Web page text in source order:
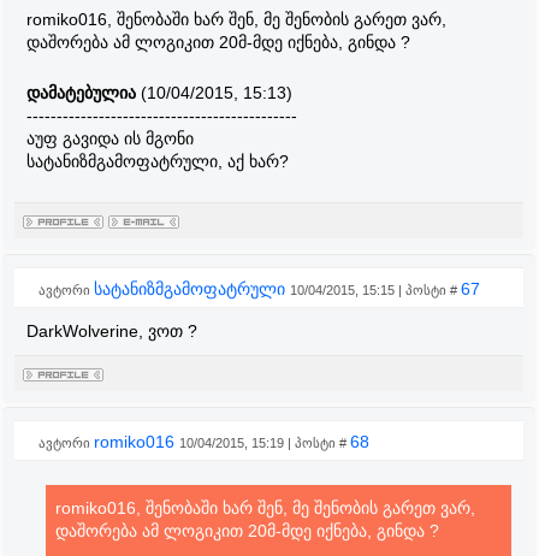
romiko016, შენობაში ხარ შენ, მე შენობის გარეთ ვარ,
დაშორება ამ ლოგიკით 20მ-მდე იქნება, გინდა ?
დამატებულია (10/04/2015, 15:13)
---------------------------------------------
აუფ გავიდა ის მგონი
სატანიზმგამოფატრული, აქ ხარ?
ავტორი სატანიზმგამოფატრული 10/04/2015, 15:15 | პოსტი # 67
DarkWolverine, ვოთ ?
ავტორი romiko016 10/04/2015, 15:19 | პოსტი # 68
romiko016, შენობაში ხარ შენ, მე შენობის გარეთ ვარ,
დაშორება ამ ლოგიკით 20მ-მდე იქნება, გინდა ?